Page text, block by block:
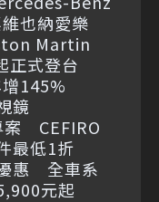
也納愛樂
Martin
正式登台
增145%
鏡
案 CEFIRO
最低1折
惠 全車系
元起